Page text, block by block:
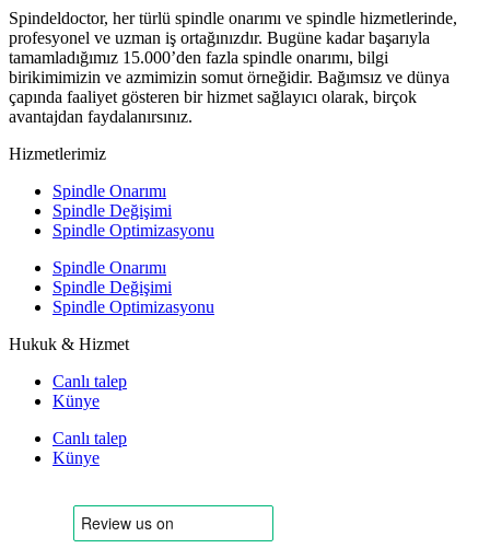
Spindeldoctor, her türlü spindle onarımı ve spindle hizmetlerinde,
profesyonel ve uzman iş ortağınızdır. Bugüne kadar başarıyla
tamamladığımız 15.000’den fazla spindle onarımı, bilgi
birikimimizin ve azmimizin somut örneğidir. Bağımsız ve dünya
çapında faaliyet gösteren bir hizmet sağlayıcı olarak, birçok
avantajdan faydalanırsınız.
Hizmetlerimiz
Spindle Onarımı
Spindle Değişimi
Spindle Optimizasyonu
Spindle Onarımı
Spindle Değişimi
Spindle Optimizasyonu
Hukuk & Hizmet
Canlı talep
Künye
Canlı talep
Künye